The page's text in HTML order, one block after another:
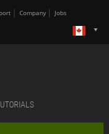
Company Jobs